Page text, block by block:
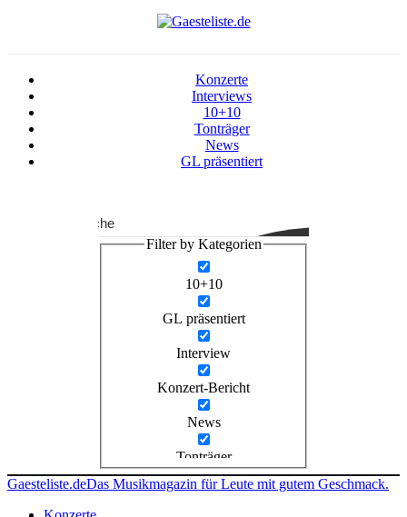
Konzerte
Interviews
10+10
Tonträger
News
GL präsentiert
Suche
Filter by Kategorien
10+10
GL präsentiert
Interview
Konzert-Bericht
News
Tonträger
Gaesteliste.deDas Musikmagazin für Leute mit gutem Geschmack.